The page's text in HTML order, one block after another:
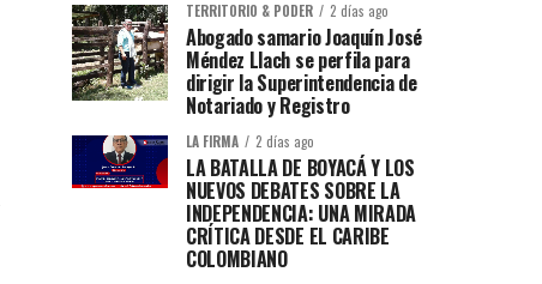
TERRITORIO & PODER 2 días ago
Abogado samario Joaquín José
Méndez Llach se perfila para
dirigir la Superintendencia de
Notariado y Registro
LA FIRMA 2 días ago
LA BATALLA DE BOYACÁ Y LOS
NUEVOS DEBATES SOBRE LA
INDEPENDENCIA: UNA MIRADA
CRÍTICA DESDE EL CARIBE
COLOMBIANO